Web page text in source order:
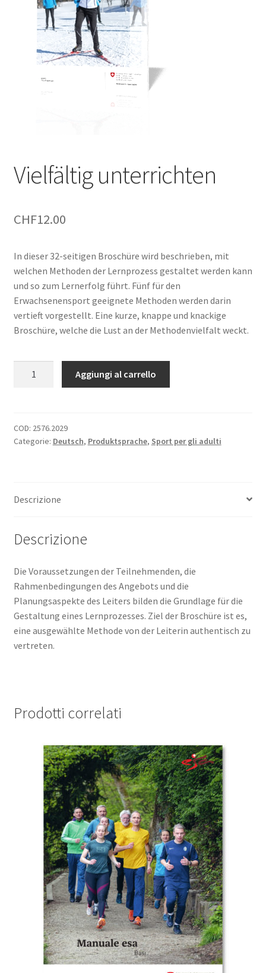
Vielfältig unterrichten
CHF12.00
In dieser 32-seitigen Broschüre wird beschrieben, mit
welchen Methoden der Lernprozess gestaltet werden kann
und so zum Lernerfolg führt. Fünf für den
Erwachsenensport geeignete Methoden werden darin
vertieft vorgestellt. Eine kurze, knappe und knackige
Broschüre, welche die Lust an der Methodenvielfalt weckt.
Aggiungi al carrello
COD: 2576.2029
Categorie: Deutsch, Produktsprache, Sport per gli adulti
Descrizione
Descrizione
Die Voraussetzungen der Teilnehmenden, die
Rahmenbedingungen des Angebots und die
Planungsaspekte des Leiters bilden die Grundlage für die
Gestaltung eines Lernprozesses. Ziel der Broschüre ist es,
eine ausgewählte Methode von der Leiterin authentisch zu
vertreten.
Prodotti correlati